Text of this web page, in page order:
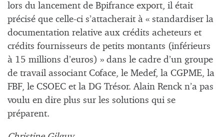
lors du lancement de Bpifrance export, il était
précisé que celle-ci s’attacherait à « standardiser la
documentation relative aux crédits acheteurs et
crédits fournisseurs de petits montants (inférieurs
à 15 millions d’euros) » dans le cadre d’un groupe
de travail associant Coface, le Medef, la CGPME, la
FBF, le CSOEC et la DG Trésor. Alain Renck n’a pas
voulu en dire plus sur les solutions qui se
préparent.